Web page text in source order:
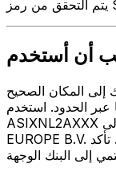
المكان الصحيح
عبر الحدود. استخدم
ASIXNL2AXXX عندما تريد إرسال بريد إلكتروني إلى ASICS
EUROPE B.V. على العنوان والمدينة والبلد المذكورين أعلاه. تأكد